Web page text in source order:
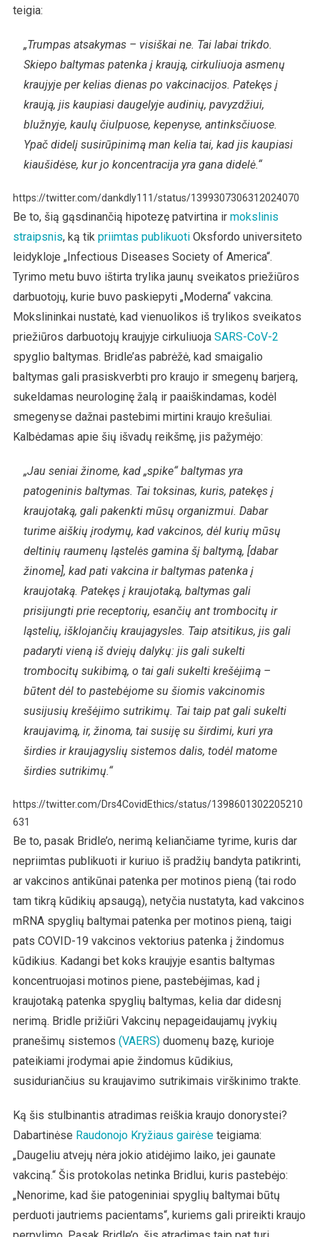
teigia:
„Trumpas atsakymas – visiškai ne. Tai labai trikdo.
Skiepo baltymas patenka į kraują, cirkuliuoja asmenų
kraujyje per kelias dienas po vakcinacijos. Patekęs į
kraują, jis kaupiasi daugelyje audinių, pavyzdžiui,
blužnyje, kaulų čiulpuose, kepenyse, antinksčiuose.
Ypač didelį susirūpinimą man kelia tai, kad jis kaupiasi
kiaušidėse, kur jo koncentracija yra gana didelė.“
https://twitter.com/dankdly111/status/1399307306312024070
Be to, šią gąsdinančią hipotezę patvirtina ir mokslinis
straipsnis, ką tik priimtas publikuotiOksfordo universiteto
leidykloje „Infectious Diseases Society of America“.
Tyrimo metu buvo ištirta trylika jaunų sveikatos priežiūros
darbuotojų, kurie buvo paskiepyti „Moderna“ vakcina.
Mokslininkai nustatė, kad vienuolikos iš trylikos sveikatos
priežiūros darbuotojų kraujyje cirkuliuoja SARS-CoV-2
spyglio baltymas. Bridle’as pabrėžė, kad smaigalio
baltymas gali prasiskverbti pro kraujo ir smegenų barjerą,
sukeldamas neurologinę žalą ir paaiškindamas, kodėl
smegenyse dažnai pastebimi mirtini kraujo krešuliai.
Kalbėdamas apie šių išvadų reikšmę, jis pažymėjo:
„Jau seniai žinome, kad „spike“ baltymas yra
patogeninis baltymas. Tai toksinas, kuris, patekęs į
kraujotaką, gali pakenkti mūsų organizmui. Dabar
turime aiškių įrodymų, kad vakcinos, dėl kurių mūsų
deltinių raumenų ląstelės gamina šį baltymą, [dabar
žinome], kad pati vakcina ir baltymas patenka į
kraujotaką. Patekęs į kraujotaką, baltymas gali
prisijungti prie receptorių, esančių ant trombocitų ir
ląstelių, išklojančių kraujagysles. Taip atsitikus, jis gali
padaryti vieną iš dviejų dalykų: jis gali sukelti
trombocitų sukibimą, o tai gali sukelti krešėjimą –
būtent dėl to pastebėjome su šiomis vakcinomis
susijusių krešėjimo sutrikimų. Tai taip pat gali sukelti
kraujavimą, ir, žinoma, tai susiję su širdimi, kuri yra
širdies ir kraujagyslių sistemos dalis, todėl matome
širdies sutrikimų.“
https://twitter.com/Drs4CovidEthics/status/1398601302205210
631
Be to, pasak Bridle’o, nerimą keliančiame tyrime, kuris dar
nepriimtas publikuoti ir kuriuo iš pradžių bandyta patikrinti,
ar vakcinos antikūnai patenka per motinos pieną (tai rodo
tam tikrą kūdikių apsaugą), netyčia nustatyta, kad vakcinos
mRNA spyglių baltymai patenka per motinos pieną, taigi
pats COVID-19 vakcinos vektorius patenka į žindomus
kūdikius. Kadangi bet koks kraujyje esantis baltymas
koncentruojasi motinos piene, pastebėjimas, kad į
kraujotaką patenka spyglių baltymas, kelia dar didesnį
nerimą. Bridle prižiūri Vakcinų nepageidaujamų įvykių
pranešimų sistemos (VAERS)duomenų bazę, kurioje
pateikiami įrodymai apie žindomus kūdikius,
susiduriančius su kraujavimo sutrikimais virškinimo trakte.
Ką šis stulbinantis atradimas reiškia kraujo donorystei?
Dabartinėse Raudonojo Kryžiaus gairėseteigiama:
„Daugeliu atvejų nėra jokio atidėjimo laiko, jei gaunate
vakciną.“ Šis protokolas netinka Bridlui, kuris pastebėjo:
„Nenorime, kad šie patogeniniai spyglių baltymai būtų
perduoti jautriems pacientams“, kuriems gali prireikti kraujo